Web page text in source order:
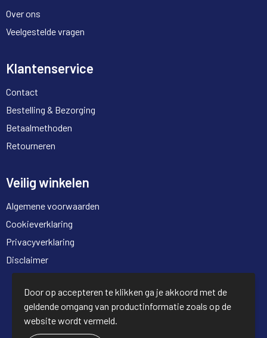
Over ons
Veelgestelde vragen
Klantenservice
Contact
Bestelling & Bezorging
Betaalmethoden
Retourneren
Veilig winkelen
Algemene voorwaarden
Cookieverklaring
Privacyverklaring
Disclaimer
© Copyright Full Trading 2026
Door op accepteren te klikken ga je akkoord met de
geldende omgang van productinformatie zoals op de
website wordt vermeld.